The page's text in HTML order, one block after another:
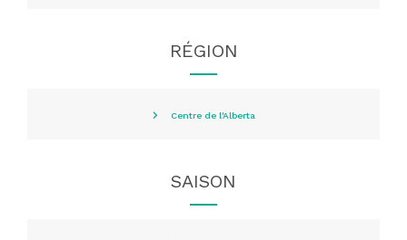
RÉGION
Centre de l'Alberta
SAISON